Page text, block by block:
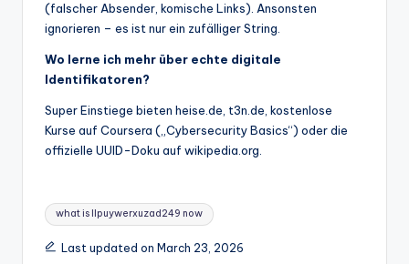
(falscher Absender, komische Links). Ansonsten
ignorieren – es ist nur ein zufälliger String.
Wo lerne ich mehr über echte digitale
Identifikatoren?
Super Einstiege bieten heise.de, t3n.de, kostenlose
Kurse auf Coursera („Cybersecurity Basics“) oder die
offizielle UUID-Doku auf wikipedia.org.
Tags:
what is llpuywerxuzad249 now
Last updated on March 23, 2026